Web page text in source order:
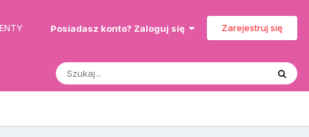
Posiadasz konto? Zaloguj się Zarejestruj się